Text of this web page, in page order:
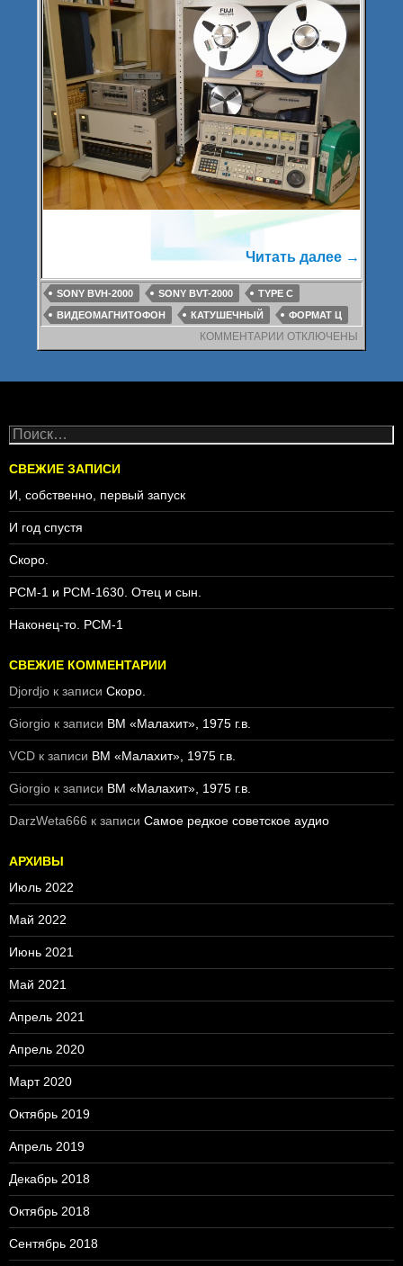
Читать далее Sony
→
SONY BVH-2000 SONY BVT-2000
TYPE C
ВИДЕОМАГНИТОФОН
КАТУШЕЧНЫЙ ФОРМАТ Ц
КОММЕНТАРИИ К
ЗАПИСИ
BVH-
ОТКЛЮЧЕНЫ
Н
й
и
:
СВЕЖИЕ ЗАПИСИ
И, собственно, первый запуск
И год спустя
Скоро.
PCM-1 и PCM-1630. Отец и сын.
Наконец-то. PCM-1
СВЕЖИЕ КОММЕНТАРИИ
Djordjo к записи Скоро.
Giorgio к записи ВМ «Малахит», 1975 г.в.
VCD к записи ВМ «Малахит», 1975 г.в.
Giorgio к записи ВМ «Малахит», 1975 г.в.
DarzWeta666 к записи Самое редкое советское аудио
АРХИВЫ
Июль 2022
Май 2022
Июнь 2021
Май 2021
Апрель 2021
Апрель 2020
Март 2020
Октябрь 2019
Апрель 2019
Декабрь 2018
Октябрь 2018
Сентябрь 2018